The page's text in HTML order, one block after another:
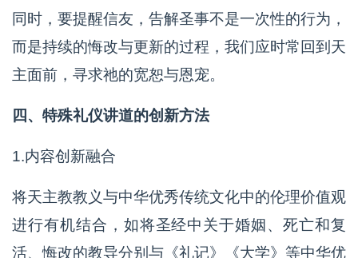
同时，要提醒信友，告解圣事不是一次性的行为，
而是持续的悔改与更新的过程，我们应时常回到天
主面前，寻求祂的宽恕与恩宠。
四、特殊礼仪讲道的创新方法
1.内容创新融合
将天主教教义与中华优秀传统文化中的伦理价值观
进行有机结合，如将圣经中关于婚姻、死亡和复
活、悔改的教导分别与《礼记》《大学》等中华优